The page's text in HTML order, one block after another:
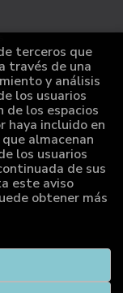
|
terceros que
través de una
y análisis
los usuarios
los espacios
haya incluido en
almacenan
los usuarios
de sus
este aviso
obtener más